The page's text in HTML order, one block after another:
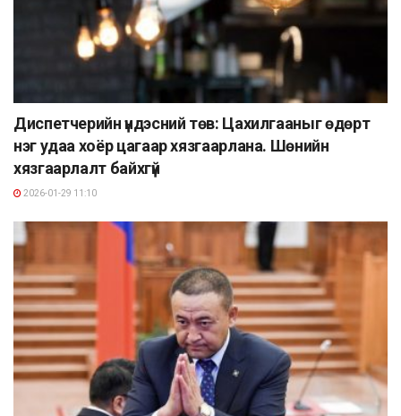
Диспетчерийн үндэсний төв: Цахилгааныг өдөрт
нэг удаа хоёр цагаар хязгаарлана. Шөнийн
хязгаарлалт байхгүй
2026-01-29 11:10